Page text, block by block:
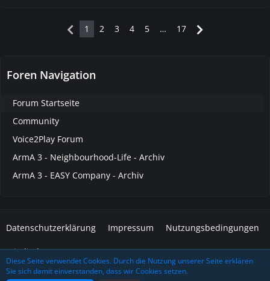
1 2 3 4 5 … 17
Foren Navigation
Forum Startseite
Community
Voice2Play Forum
ArmA 3 - Neighbourhood-Life - Archiv
ArmA 3 - EASY Company - Archiv
Datenschutzerklärung Impressum Nutzungsbedingungen
Mitglieder
Diese Seite verwendet Cookies. Durch die Nutzung unserer Seite erklären
Sie sich damit einverstanden, dass wir Cookies setzen.